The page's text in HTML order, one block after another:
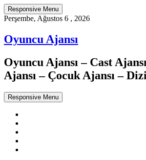
Responsive Menu
Perşembe, Ağustos 6 , 2026
Oyuncu Ajansı
Oyuncu Ajansı – Cast
Ajansı – Çocuk Ajansı –
Responsive Menu